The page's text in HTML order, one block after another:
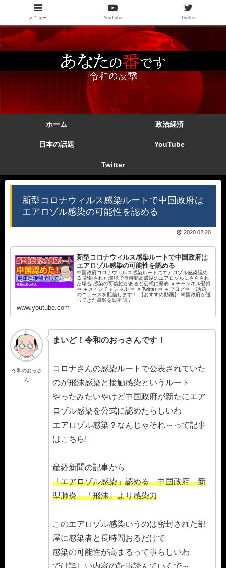
ホーム 政治経済
日本の話題 YouTube
Twitter
新型コロナウィルス感染ルートで中国政府は
エアロゾル感染の可能性を認める
2020.02.20
新型コロナウィルス感染ルートで中国政府は
エアロゾル感染の可能性を認める
中国政府コロナウィルス感染ルートにエアロゾル感染認め
る 密封された環境で長時間高濃度のエアロゾルにさらされ
た場合 感染の可能性があると公式に発表 🔸チャンネル登録
⇒ 🔸メインチャンネル ⇒ 🔹Twitter ⇒ 🔹ブログ⇒ 話題
のニュースを配信します！ 【おすすめ動画】 韓国政府が送
ってきた書類を日本側...
www.youtube.com
令和のおっさ
ん
まいど！令和のおっさんです！
コロナさんの感染ルートで公表されていた
のが飛沫感染と接触感染というルート
やったみたいやけど中国政府が新たにエア
ロゾル感染を公式に認めたらしいわ
エアロゾル感染？なんじゃそれ～って記事
はこちら!
産経新聞の記事から
「エアロゾル感染」認める 中国政府 新
型肺炎 「飛沫」より感染力
このエアロゾル感染いうのは密封された部
屋に感染者と長時間おるだけで
感染の可能性が高まるって事らしいわ
では詳しい内容の記事読んでいくで～
メニュー YouTube Twitter